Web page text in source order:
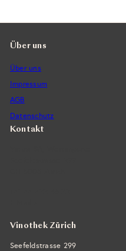
Über uns
Über uns
Impressum
AGB
Datenschutz
Kontakt
Vinothek Zürich
Seefeldstrasse 299